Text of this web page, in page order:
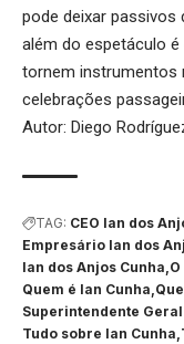
pode deixar passivos
além do espetáculo
tornem instrumentos
celebrações
Autor: Diego
TAG: CEO Ian dos
Empresário Ian dos
Ian dos Anjos Cunha
Quem é Ian Cunha
Superintendente
Tudo sobre Ian Cunha